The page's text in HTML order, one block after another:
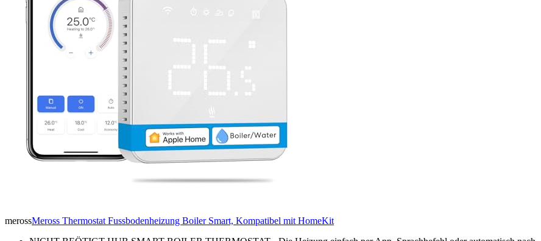
merossMeross Thermostat Fussbodenheizung Boiler Smart, Kompatibel mit HomeKit